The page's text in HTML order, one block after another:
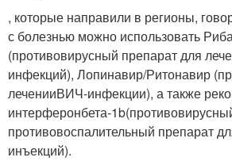
, которые направили в регионы,
с болезнью можно использовать
(противовирусный препарат для
инфекций), Лопинавир/Ритонавир
леченииВИЧ-инфекции), а также
интерферонбета-1b
противовоспалительный препарат
инъекций).